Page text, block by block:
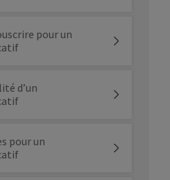
pour un
d’un
pour un